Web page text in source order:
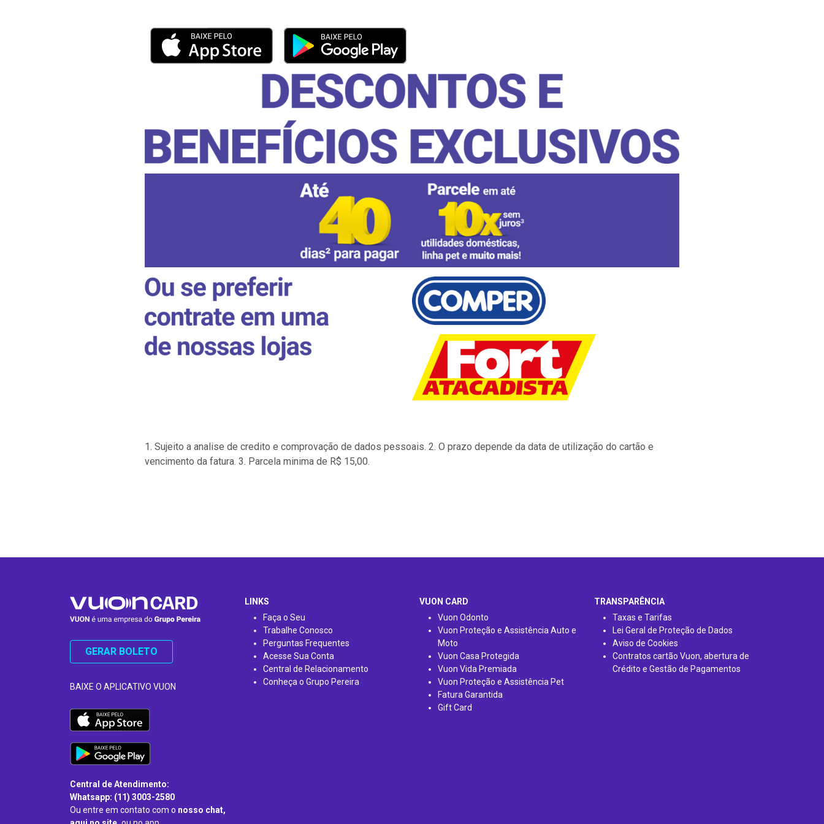
1. Sujeito a analise de credito e comprovação de dados pessoais. 2. O prazo depende da data de utilização do cartão e
vencimento da fatura. 3. Parcela minima de R$ 15,00.
GERAR BOLETO
BAIXE O APLICATIVO VUON
Central de Atendimento:
Whatsapp: (11) 3003-2580
Ou entre em contato com o nosso chat,
LINKS
Faça o Seu
Trabalhe Conosco
Perguntas Frequentes
Acesse Sua Conta
Central de Relacionamento
Conheça o Grupo Pereira
VUON CARD
Vuon Odonto
Vuon Proteção e Assistência Auto e
Moto
Vuon Casa Protegida
Vuon Vida Premiada
Vuon Proteção e Assistência Pet
Fatura Garantida
Gift Card
TRANSPARÊNCIA
Taxas e Tarifas
Lei Geral de Proteção de Dados
Aviso de Cookies
Contratos cartão Vuon, abertura de
Crédito e Gestão de Pagamentos